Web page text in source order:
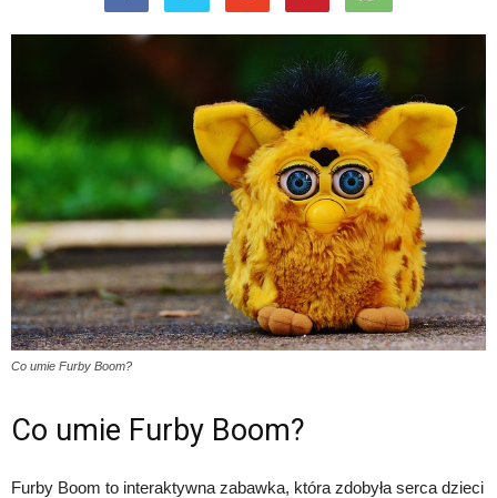
Co umie Furby Boom?
Co umie Furby Boom?
Furby Boom to interaktywna zabawka, która zdobyła serca dzieci